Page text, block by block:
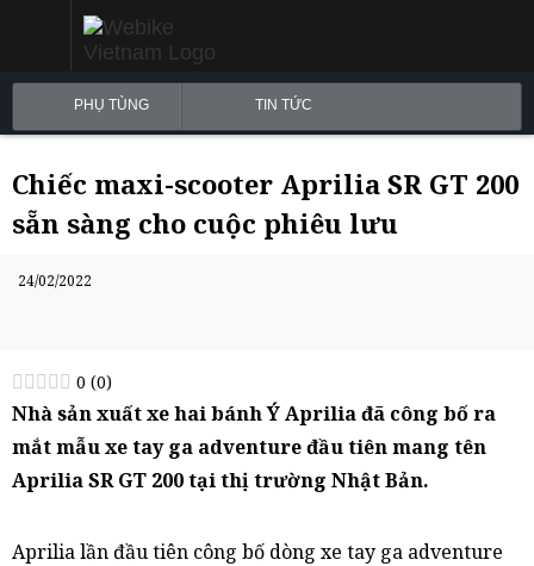
PHỤ TÙNG TIN TỨC
Chiếc maxi-scooter Aprilia SR GT 200
sẵn sàng cho cuộc phiêu lưu
24/02/2022
0 (0)
Nhà sản xuất xe hai bánh Ý Aprilia đã công bố ra
mắt mẫu xe tay ga adventure đầu tiên mang tên
Aprilia SR GT 200 tại thị trường Nhật Bản.
Aprilia lần đầu tiên công bố dòng xe tay ga adventure